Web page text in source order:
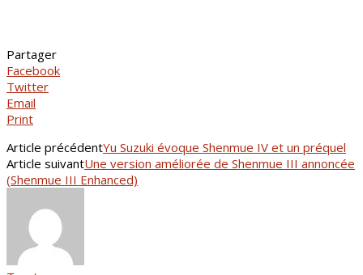
Partager
Facebook
Twitter
Email
Print
Article précédentYu Suzuki évoque Shenmue IV et un préquel
Article suivantUne version améliorée de Shenmue III annoncée
(Shenmue III Enhanced)